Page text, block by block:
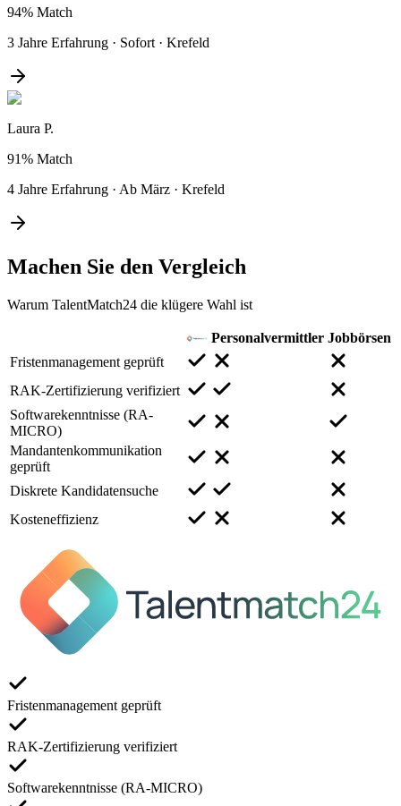
94% Match
3 Jahre Erfahrung · Sofort · Krefeld
Laura P.
91% Match
4 Jahre Erfahrung · Ab März · Krefeld
Machen Sie den Vergleich
Warum TalentMatch24 die klügere Wahl ist
Personalvermittler Jobbörsen
Fristenmanagement geprüft
RAK-Zertifizierung verifiziert
Softwarekenntnisse (RA-
MICRO)
Mandantenkommunikation
geprüft
Diskrete Kandidatensuche
Kosteneffizienz
Fristenmanagement geprüft
RAK-Zertifizierung verifiziert
Softwarekenntnisse (RA-MICRO)